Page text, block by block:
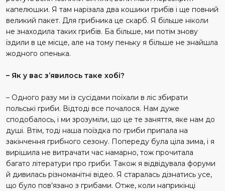
капелюшки. Я там нарізала два кошики грибів і ще повний
великий пакет. Для грибника це скарб. Я більше ніколи
не знаходила таких грибів. Ба більше, ми потім знову
їздили в це місце, але на тому пеньку я більше не знайшла
жодного опенька.
– Як у вас з’явилось таке хобі?
– Одного разу ми із сусідами поїхали в ліс збирати
польські гриби. Відтоді все почалося. Нам дуже
сподобалось, і ми зрозуміли, що це те заняття, яке нам до
душі. Втім, тоді наша поїздка по гриби припала на
закінчення грибного сезону. Попереду була ціла зима, і я
вирішила не витрачати час намарно, тож прочитала
багато літератури про гриби. Також я відвідувала форуми
й дивилась різноманітні відео. Я старалась дізнатись усе,
що було пов’язано з грибами. Отже, коли наприкінці